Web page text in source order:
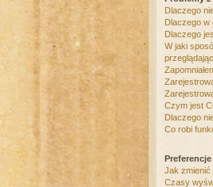
Dlaczego
Dlaczego w
Dlaczego
W jaki
Czym jest
Dlaczego
Co robi
Jak zmienić
Czasy